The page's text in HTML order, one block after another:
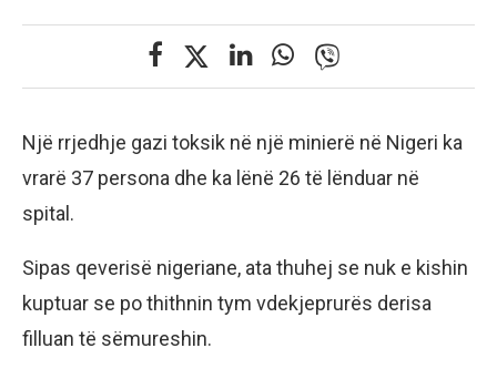
Një rrjedhje gazi toksik në një minierë në Nigeri ka
vrarë 37 persona dhe ka lënë 26 të lënduar në
spital.
Sipas qeverisë nigeriane, ata thuhej se nuk e kishin
kuptuar se po thithnin tym vdekjeprurës derisa
filluan të sëmureshin.